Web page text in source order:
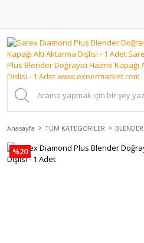
Anasayfa TÜM KATEGORİLER
%20